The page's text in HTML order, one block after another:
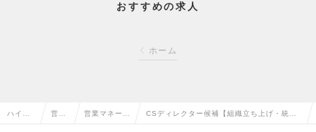
おすすめの求人
ホーム
ハイク 営業 営業マネージ CSディレクター候補【組織立ち上げ・統括